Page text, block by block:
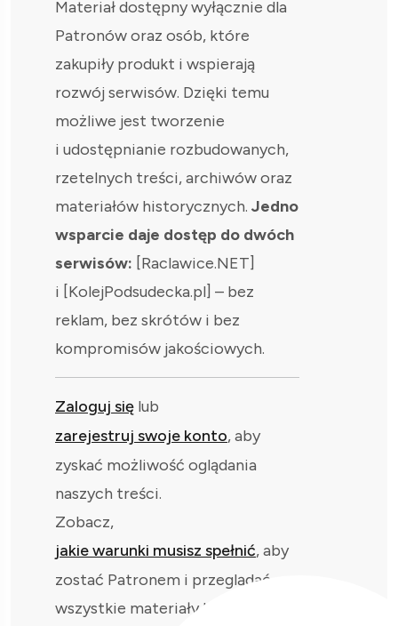
Materiał dostępny wyłącznie dla
Patronów oraz osób, które
zakupiły produkt i wspierają
rozwój serwisów. Dzięki temu
możliwe jest tworzenie
i udostępnianie rozbudowanych,
rzetelnych treści, archiwów oraz
materiałów historycznych. Jedno
wsparcie daje dostęp do dwóch
serwisów: [Raclawice.NET]
i [KolejPodsudecka.pl] – bez
reklam, bez skrótów i bez
kompromisów jakościowych.
Zaloguj się lub
zarejestruj swoje konto, aby
zyskać możliwość oglądania
naszych treści.
Zobacz,
jakie warunki musisz spełnić, aby
zostać Patronem i przeglądać
wszystkie materiały bez